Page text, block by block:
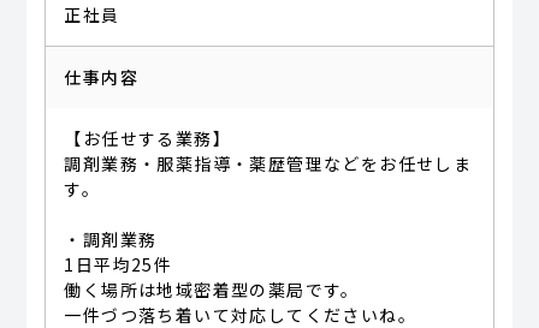
正社員
仕事内容
【お任せする業務】
調剤業務・服薬指導・薬歴管理などをお任せしま
す。
・調剤業務
1日平均25件
働く場所は地域密着型の薬局です。
一件づつ落ち着いて対応してくださいね。